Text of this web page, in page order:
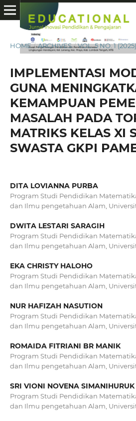
HOME / ARCHIVES / VOL. 5 NO. 1
IMPLEMENTASI
GUNA
KEMAMPUAN
MASALAH PADA
MATRIKS KELAS XI
SWASTA GKPI
DITA LOVIANNA PURBA
Program Studi Pendidikan
dan Ilmu pengetahuan Alam,
DWITA LESTARI SARAGIH
Program Studi Pendidikan
dan Ilmu pengetahuan Alam,
EKA CHRISTY HALOHO
Program Studi Pendidikan
dan Ilmu pengetahuan Alam,
NUR HAFIZAH NASUTION
Program Studi Pendidikan
dan Ilmu pengetahuan Alam,
ROMAIDA FITRIANI BR MANIK
Program Studi Pendidikan
dan Ilmu pengetahuan Alam,
SRI VIONI NOVENA SIMANIHURUK
Program Studi Pendidikan
dan Ilmu pengetahuan Alam,